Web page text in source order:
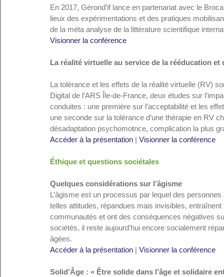
En 2017, Gérond’if lance en partenariat avec le
lieux des expérimentations et des pratiques
de la méta analyse de la littérature scientifique
Visionner la conférence
La réalité virtuelle au service de la rééducation et
La tolérance et les effets de la réalité virtuelle (RV)
Digital de l’ARS Île-de-France, deux études sur
conduites : une première sur l’acceptabilité et les
une seconde sur la tolérance d’une thérapie en RV
désadaptation psychomotrice, complication la plus
Accéder à la présentation | Visionner la conférence
Éthique et questions sociétales
Quelques considérations sur l’âgisme
L’âgisme est un processus par lequel des
telles attitudes, répandues mais invisibles,
communautés et ont des conséquences négatives
sociétés, il reste aujourd’hui encore socialement
âgées.
Accéder à la présentation | Visionner la conférence
Solid’Âge : « Être solide dans l’âge et solidaire